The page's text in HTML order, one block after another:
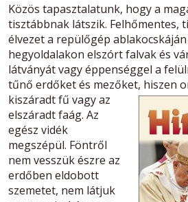
Közös tapasztalatunk, hogy a
tisztábbnak látszik. Felhőmentes,
élvezet a repülőgép
hegyoldalakon elszórt falvak és
látványát vagy éppenséggel a
tűnő erdőket és mezőket, hiszen
kiszáradt fű vagy az
elszáradt faág. Az
egész vidék
megszépül. Föntről
nem vesszük észre az
erdőben eldobott
szemetet, nem látjuk